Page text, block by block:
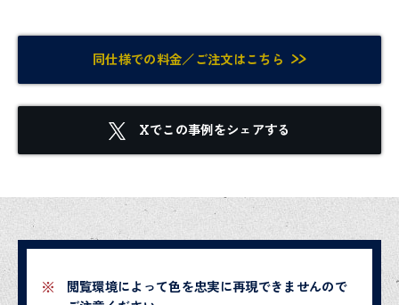
同仕様での料金／ご注文はこちら
Xでこの事例をシェアする
閲覧環境によって色を忠実に再現できませんので